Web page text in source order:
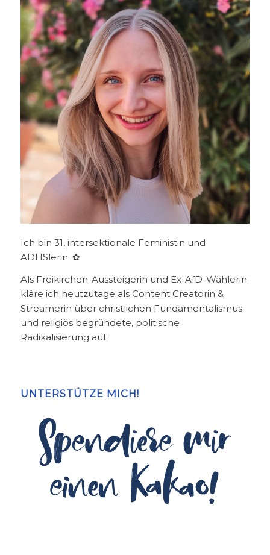
Ich bin 31, intersektionale Feministin und
ADHSlerin. ✿
Als Freikirchen-Aussteigerin und Ex-AfD-Wählerin
kläre ich heutzutage als Content Creatorin &
Streamerin über christlichen Fundamentalismus
und religiös begründete, politische
Radikalisierung auf.
UNTERSTÜTZE MICH!